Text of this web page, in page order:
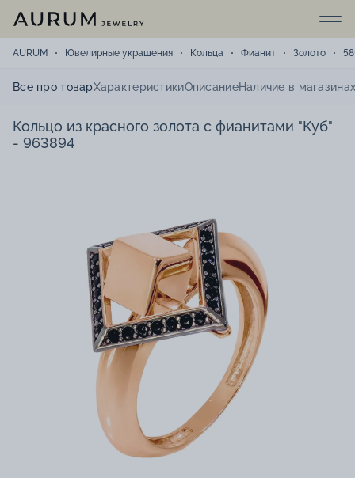
AURUM Ювелирные украшения Кольца Фианит Золото
Все про товарХарактеристикиОписаниеНаличие в
Кольцо из красного золота с фианитами "Куб"
- 963894